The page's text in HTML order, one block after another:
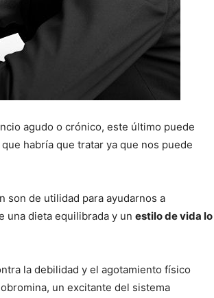
agudo o crónico, este último puede
habría que tratar ya que nos puede
son de utilidad para ayudarnos a
una dieta equilibrada y un estilo de vida lo
la debilidad y el agotamiento físico
un excitante del sistema